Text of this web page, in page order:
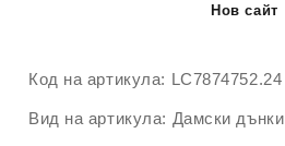
Нов сайт
Код на артикула: LC7874752.24
Вид на артикула: Дамски дънки